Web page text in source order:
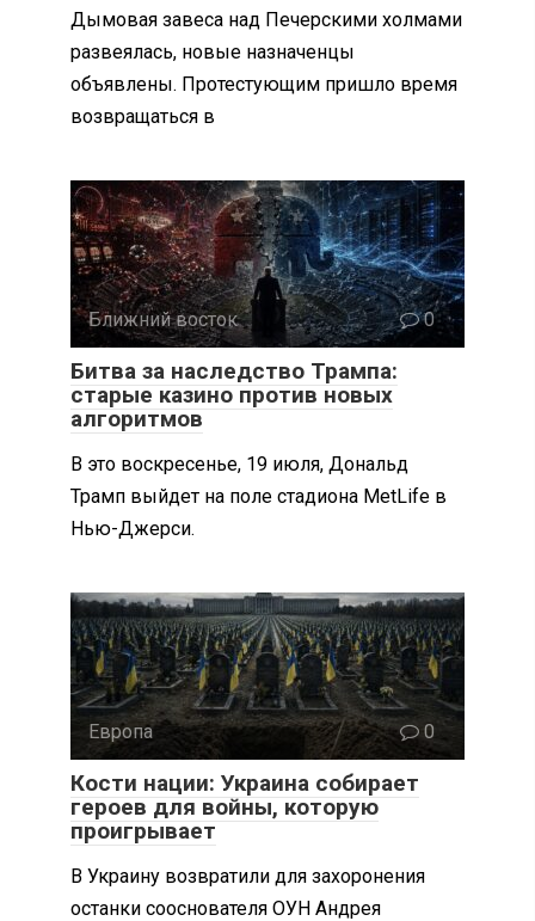
Дымовая завеса над Печерскими холмами
развеялась, новые назначенцы
объявлены. Протестующим пришло время
возвращаться в
Ближний восток 0
Битва за наследство Трампа:
старые казино против новых
алгоритмов
В это воскресенье, 19 июля, Дональд
Трамп выйдет на поле стадиона MetLife в
Нью-Джерси.
Европа 0
Кости нации: Украина собирает
героев для войны, которую
проигрывает
В Украину возвратили для захоронения
останки сооснователя ОУН Андрея